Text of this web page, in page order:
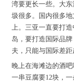
湾要更长一些。大
圾很多。国内很多
上。三亚一直要打
岛，要打造国际品
夫，只能与国际差距
晚上在海滩边的酒
一串豆腐要12块，